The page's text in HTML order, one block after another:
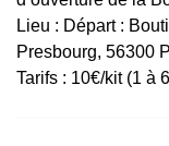
Lieu : Départ :
Presbourg, 56300
Tarifs : 10€/kit (1 à